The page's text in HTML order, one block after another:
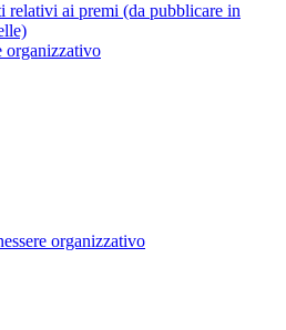
relativi ai premi (da pubblicare in
organizzativo
organizzativo